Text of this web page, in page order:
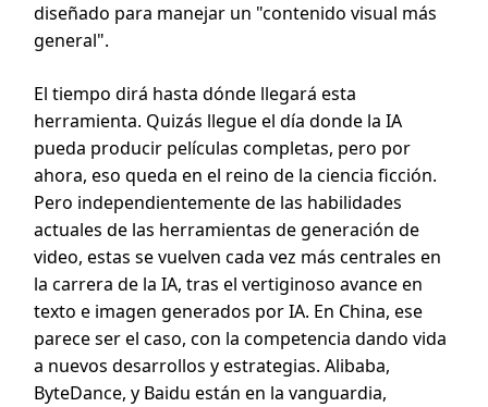
diseñado para manejar un "contenido visual más
general".
El tiempo dirá hasta dónde llegará esta
herramienta. Quizás llegue el día donde la IA
pueda producir películas completas, pero por
ahora, eso queda en el reino de la ciencia ficción.
Pero independientemente de las habilidades
actuales de las herramientas de generación de
video, estas se vuelven cada vez más centrales en
la carrera de la IA, tras el vertiginoso avance en
texto e imagen generados por IA. En China, ese
parece ser el caso, con la competencia dando vida
a nuevos desarrollos y estrategias. Alibaba,
ByteDance, y Baidu están en la vanguardia,